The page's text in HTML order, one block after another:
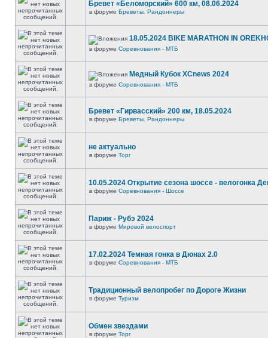
Бревет «Беломорский» 600 км, 08.06.2024
в форуме Бреветы. Рандоннеры
18.05.2024 BIKE MARATHON IN
в форуме Соревнования - МТБ
Медный Кубок XCnews 2024
в форуме Соревнования - МТБ
Бревет «Гирвасский» 200 км, 18.05.2024
в форуме Бреветы. Рандоннеры
не актуально
в форуме Торг
10.05.2024 Открытие сезона шоссе - велогонка
в форуме Соревнования - Шоссе
Париж - Рубэ 2024
в форуме Мировой велоспорт
17.02.2024 Темная гонка в Дюнах 2.0
в форуме Соревнования - МТБ
Традиционный велопробег по Дороге Жизни
в форуме Туризм
Обмен звездами
в форуме Торг